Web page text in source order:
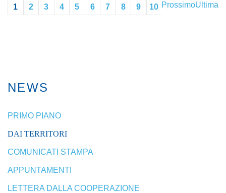
1 2 3 4 5 6 7 8 9 10 ProssimoUltima
NEWS
PRIMO PIANO
DAI TERRITORI
COMUNICATI STAMPA
APPUNTAMENTI
LETTERA DALLA COOPERAZIONE